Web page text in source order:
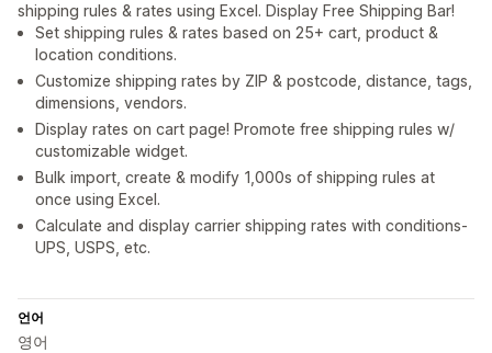
shipping rules & rates using Excel. Display Free Shipping Bar!
Set shipping rules & rates based on 25+ cart, product &
location conditions.
Customize shipping rates by ZIP & postcode, distance, tags,
dimensions, vendors.
Display rates on cart page! Promote free shipping rules w/
customizable widget.
Bulk import, create & modify 1,000s of shipping rules at
once using Excel.
Calculate and display carrier shipping rates with conditions-
UPS, USPS, etc.
언어
영어